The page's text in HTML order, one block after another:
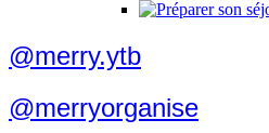
@merry.ytb
@merryorganise